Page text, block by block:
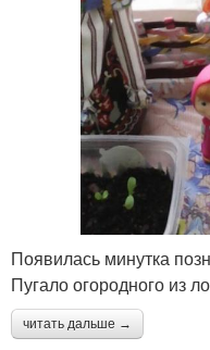
Появилась минутка
Пугало огородного из
читать дальше →